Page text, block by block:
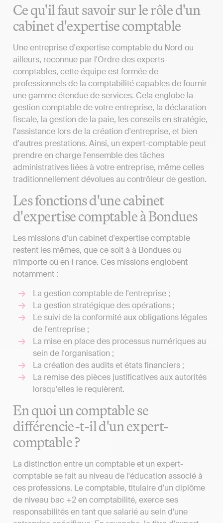
Ce qu'il faut savoir sur le rôle d'un
cabinet d'expertise comptable
Une entreprise d'expertise comptable du Nord ou
ailleurs, reconnue par l'Ordre des experts-
comptables, cette équipe est formée de
professionnels de la comptabilité capables de fournir
une gamme étendue de services. Cela englobe la
gestion comptable de votre entreprise, la déclaration
fiscale, la gestion de la paie, les conseils en stratégie,
l'assistance lors de la création d'entreprise, et bien
d'autres prestations. Ainsi, un expert-comptable peut
prendre en charge l'ensemble des tâches
administratives liées à votre entreprise, même celles
traditionnellement dévolues au contrôleur de gestion.
Les fonctions d'une cabinet
d'expertise comptable à Bondues
Les missions d'un cabinet d'expertise comptable
restent les mêmes, que ce soit à à Bondues ou
n'importe où en France. Ces missions englobent
notamment :
La gestion comptable de l'entreprise ;
La gestion stratégique des opérations ;
Le suivi de la conformité aux obligations légales
de l'entreprise ;
La mise en place des processus numériques au
sein de l'organisation ;
La création des audits et états financiers ;
La remise des pièces justificatives aux autorités
lorsqu'elles le requièrent.
En quoi un comptable se
différencie-t-il d'un expert-
comptable ?
La distinction entre un comptable et un expert-
comptable se fait au niveau de l'éducation associé à
ces professions. Le comptable, titulaire d'un diplôme
de niveau bac +2 en comptabilité, exerce ses
responsabilités en tant que salarié au sein d'une